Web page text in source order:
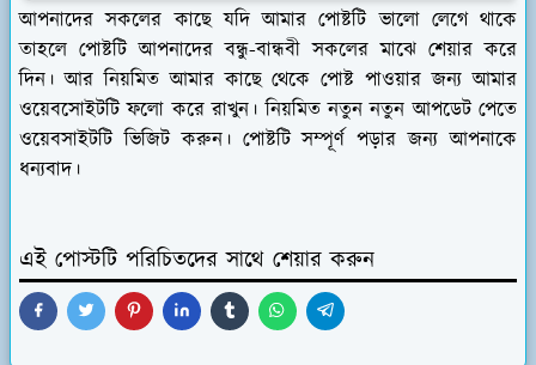
আপনাদের সকলের কাছে যদি আমার পোষ্টটি ভালো লেগে থাকে
তাহলে পোষ্টটি আপনাদের বন্ধু-বান্ধবী সকলের মাঝে শেয়ার করে
দিন। আর নিয়মিত আমার কাছে থেকে পোষ্ট পাওয়ার জন্য আমার
ওয়েবসােইটটি ফলো করে রাখুন। নিয়মিত নতুন নতুন আপডেট পেতে
ওয়েবসাইটটি ভিজিট করুন। পোষ্টটি সম্পূর্ণ পড়ার জন্য আপনাকে
ধন্যবাদ।
এই পোস্টটি পরিচিতদের সাথে শেয়ার করুন